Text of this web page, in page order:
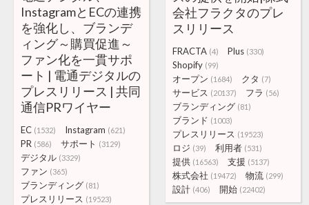
会社フラクタのプレ
スリリース
FRACTA (4) Plus (330)
Shopify (99)
オープン (1684) クタ (7)
サービス (20137) フラ (56)
ブランディング (81)
ブランド (1003)
プレスリリース (19523)
ロジ (39) 利用者 (531)
提供 (16563) 支援 (5137)
株式会社 (19472) 物流 (299)
設計 (406) 開始 (22402)
InstagramとECの連携
を強化し、ブランデ
ィング～購買促進～
ファン化を一貫サポ
ート | 電通デジタルの
プレスリリース | 共同
通信PRワイヤー
EC (1532) Instagram (621)
PR (586) サポート (3129)
デジタル (3329)
ファン (365)
ブランディング (81)
プレスリリース (19523)